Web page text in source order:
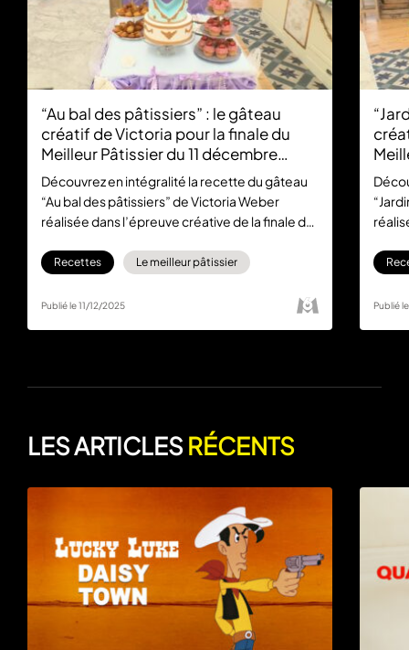
“Au bal des pâtissiers” : le gâteau
créatif de Victoria pour la finale du
Meilleur Pâtissier du 11 décembre
(recette complète)
Découvrez en intégralité la recette du gâteau
“Au bal des pâtissiers” de Victoria Weber
réalisée dans l’épreuve créative de la finale du
retrouver en replay gratuitement sur M6+.
Recettes Le meilleur pâtissier
Publié le 11/12/2025 Publié
LES ARTICLESRÉCENTS